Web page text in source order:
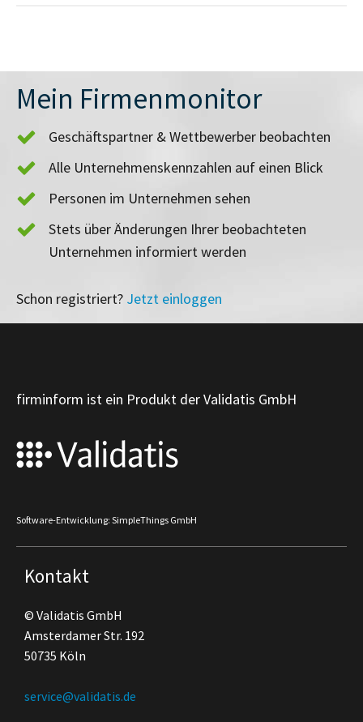
Mein Firmenmonitor
Geschäftspartner & Wettbewerber beobachten
Alle Unternehmenskennzahlen auf einen Blick
Personen im Unternehmen sehen
Stets über Änderungen Ihrer beobachteten
Unternehmen informiert werden
Schon registriert? Jetzt einloggen
firminform ist ein Produkt der Validatis GmbH
Software-Entwicklung: SimpleThings GmbH
Kontakt
© Validatis GmbH
Amsterdamer Str. 192
50735 Köln
service@validatis.de